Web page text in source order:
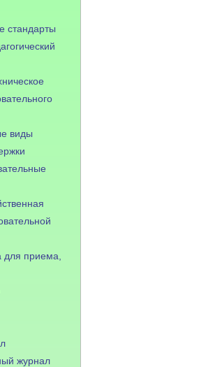
стандарты
виды
для приема,
журнал